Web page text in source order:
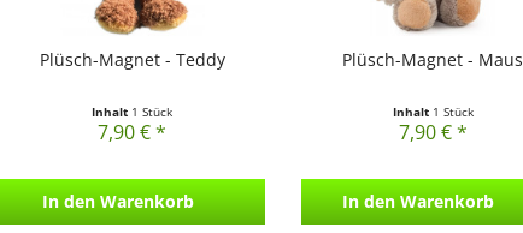
Plüsch-Magnet - Teddy
Inhalt 1 Stück
7,90 € *
In den Warenkorb
Plüsch-Magnet - Maus
Inhalt 1 Stück
7,90 € *
In den Warenkorb